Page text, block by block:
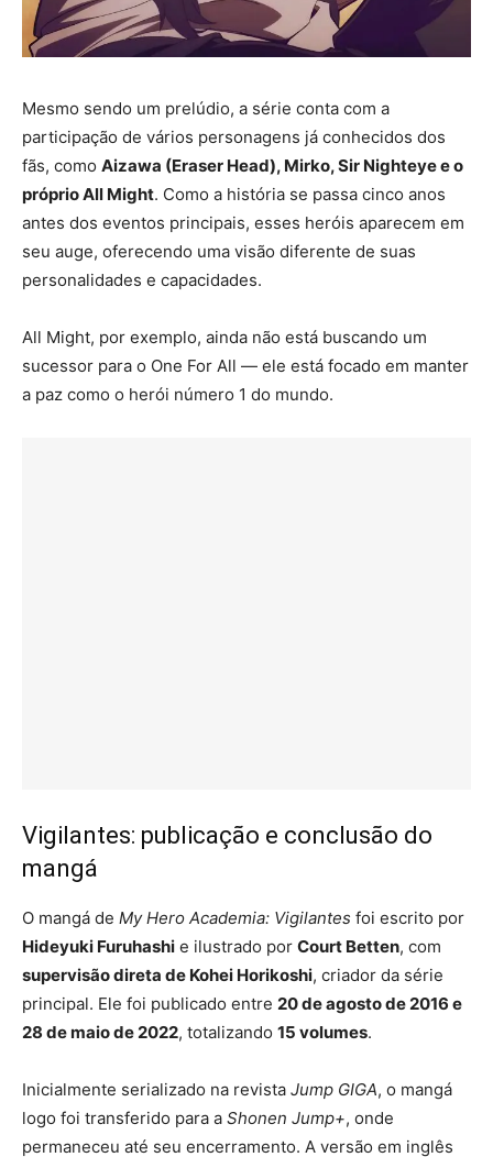
Mesmo sendo um prelúdio, a série conta com a
participação de vários personagens já conhecidos dos
fãs, como Aizawa (Eraser Head), Mirko, Sir Nighteye e o
próprio All Might. Como a história se passa cinco anos
antes dos eventos principais, esses heróis aparecem em
seu auge, oferecendo uma visão diferente de suas
personalidades e capacidades.
All Might, por exemplo, ainda não está buscando um
sucessor para o One For All — ele está focado em manter
a paz como o herói número 1 do mundo.
Vigilantes: publicação e conclusão do
mangá
O mangá de My Hero Academia: Vigilantes foi escrito por
Hideyuki Furuhashi e ilustrado por Court Betten, com
supervisão direta de Kohei Horikoshi, criador da série
principal. Ele foi publicado entre 20 de agosto de 2016 e
28 de maio de 2022, totalizando 15 volumes.
Inicialmente serializado na revista Jump GIGA, o mangá
logo foi transferido para a Shonen Jump+, onde
permaneceu até seu encerramento. A versão em inglês